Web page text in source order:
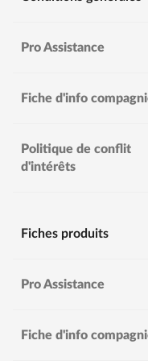
Pro Assistance
Fiche d'info
Politique de conflit
d'intérêts
Fiches produits
Pro Assistance
Fiche d'info